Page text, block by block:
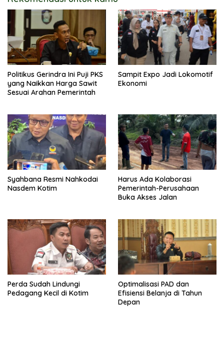
Politikus Gerindra Ini Puji PKS
yang Naikkan Harga Sawit
Sesuai Arahan Pemerintah
Sampit Expo Jadi Lokomotif
Ekonomi
Syahbana Resmi Nahkodai
Nasdem Kotim
Harus Ada Kolaborasi
Pemerintah-Perusahaan
Buka Akses Jalan
Perda Sudah Lindungi
Pedagang Kecil di Kotim
Optimalisasi PAD dan
Efisiensi Belanja di Tahun
Depan